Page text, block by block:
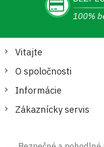
100%
Vitajte
O spoločnosti
Informácie
Zákaznícky servis